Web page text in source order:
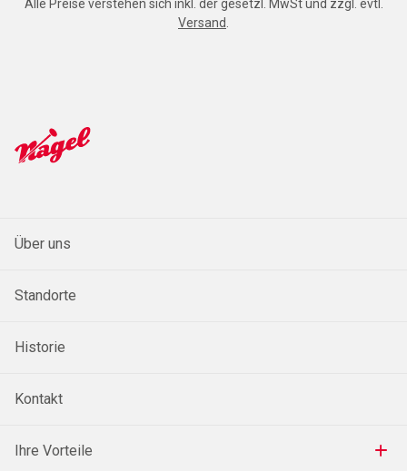
Alle Preise verstehen sich inkl. der gesetzl. MwSt und zzgl. evtl.
Versand
Über uns
Standorte
Historie
Kontakt
Ihre Vorteile